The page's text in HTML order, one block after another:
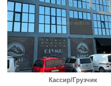
Кассир/Грузчик